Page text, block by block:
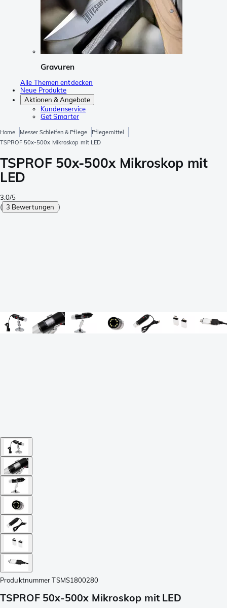
Gravuren
Alle Themen entdecken
Neue Produkte
Aktionen & Angebote
Kundenservice
Get Smarter
Home Messer Schleifen & Pflege
Pflegemittel
TSPROF 50x-500x Mikroskop mit LED
TSPROF 50x-500x Mikroskop mit
LED
3.0/5
( 3 Bewertungen )
Produktnummer TSMS1800280
TSPROF 50x-500x Mikroskop mit LED